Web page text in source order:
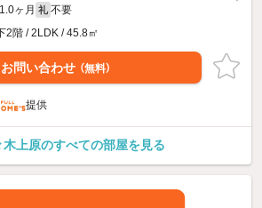
1.0ヶ月 礼 不要
2階 / 2LDK / 45.8㎡
お問い合わせ （無料）
提供
上原のすべての部屋を見る